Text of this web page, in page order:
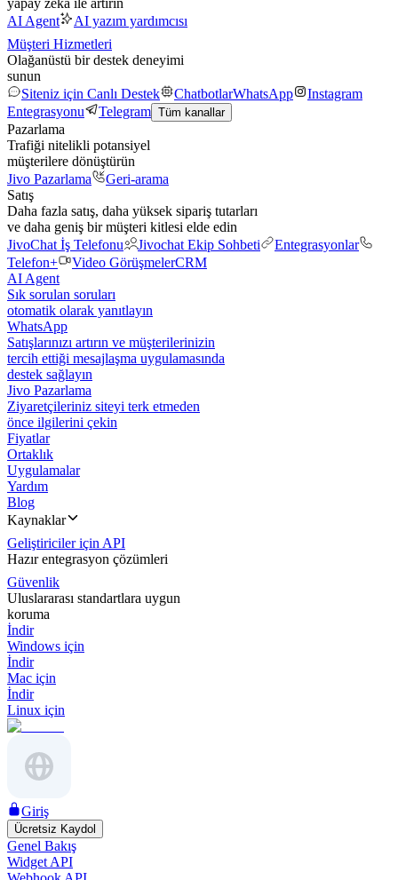
yapay zeka ile artırın
AI Agent
AI yazım yardımcısı
Müşteri Hizmetleri
Olağanüstü bir destek deneyimi
sunun
Siteniz için Canlı Destek
ChatbotlarWhatsApp
Instagram
Entegrasyonu
Telegram Tüm kanallar
Pazarlama
Trafiği nitelikli potansiyel
müşterilere dönüştürün
Jivo Pazarlama
Geri-arama
Satış
Daha fazla satış, daha yüksek sipariş tutarları
ve daha geniş bir müşteri kitlesi elde edin
JivoChat İş Telefonu
Jivochat Ekip Sohbeti
Entegrasyonlar
Telefon+
Video GörüşmelerCRM
AI Agent
Sık sorulan soruları
otomatik olarak yanıtlayın
WhatsApp
Satışlarınızı artırın ve müşterilerinizin
tercih ettiği mesajlaşma uygulamasında
destek sağlayın
Jivo Pazarlama
Ziyaretçileriniz siteyi terk etmeden
önce ilgilerini çekin
Fiyatlar
Ortaklık
Uygulamalar
Yardım
Blog
Kaynaklar
Geliştiriciler için API
Hazır entegrasyon çözümleri
Güvenlik
Uluslararası standartlara uygun
koruma
İndir
Windows için
İndir
Mac için
İndir
Linux için
Giriş
Ücretsiz Kaydol
Genel Bakış
Widget API